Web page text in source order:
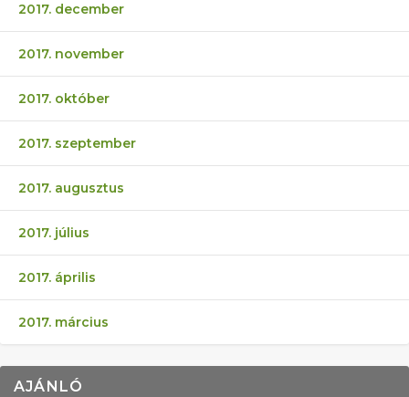
2017. december
2017. november
2017. október
2017. szeptember
2017. augusztus
2017. július
2017. április
2017. március
AJÁNLÓ